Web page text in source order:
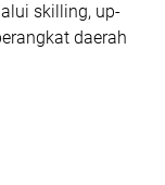
skilling, up-
daerah